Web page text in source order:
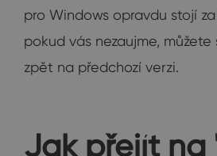
pro Windows opravdu stojí
pokud vás nezaujme,
zpět na předchozí verzi.
Jak přejít na